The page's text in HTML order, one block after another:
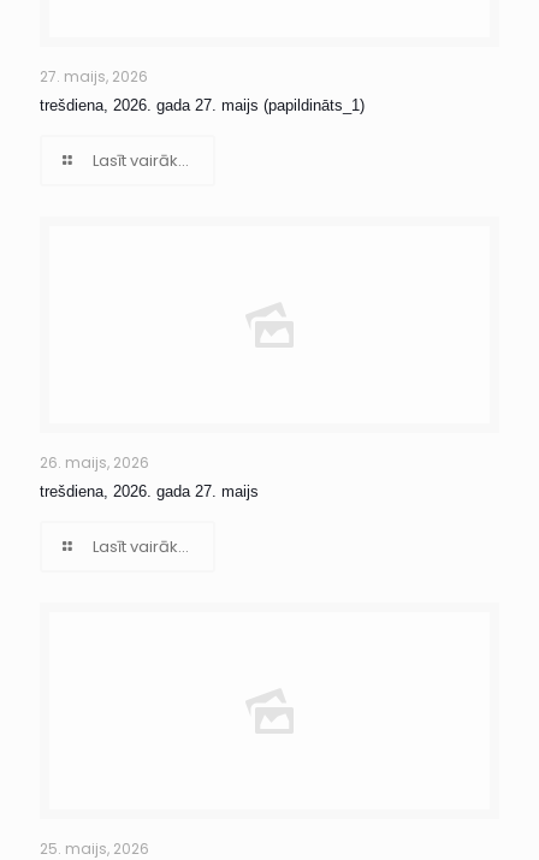
27. maijs, 2026
trešdiena, 2026. gada 27. maijs (papildināts_1)
Lasīt vairāk...
26. maijs, 2026
trešdiena, 2026. gada 27. maijs
Lasīt vairāk...
25. maijs, 2026